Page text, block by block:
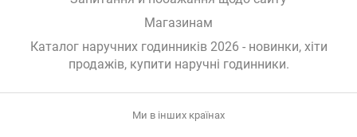
Магазинам
Каталог наручних годинників 2026 - новинки, хіти
продажів, купити наручні годинники.
Ми в інших країнах